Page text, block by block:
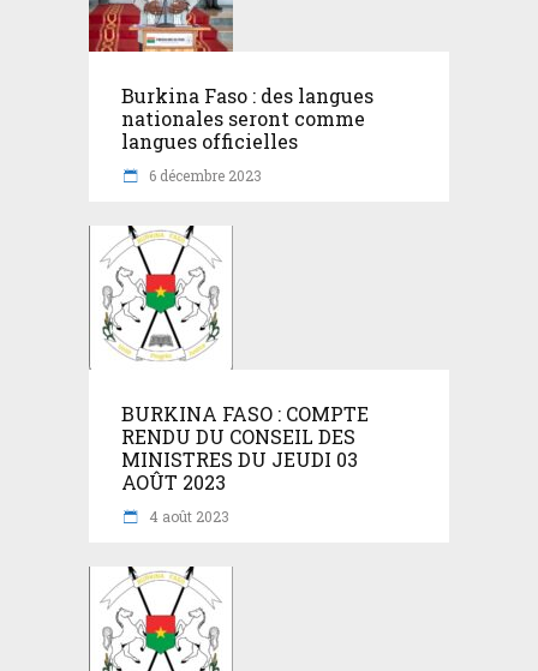
Burkina Faso : des langues
nationales seront comme
langues officielles
6 décembre 2023
BURKINA FASO : COMPTE
RENDU DU CONSEIL DES
MINISTRES DU JEUDI 03
AOÛT 2023
4 août 2023